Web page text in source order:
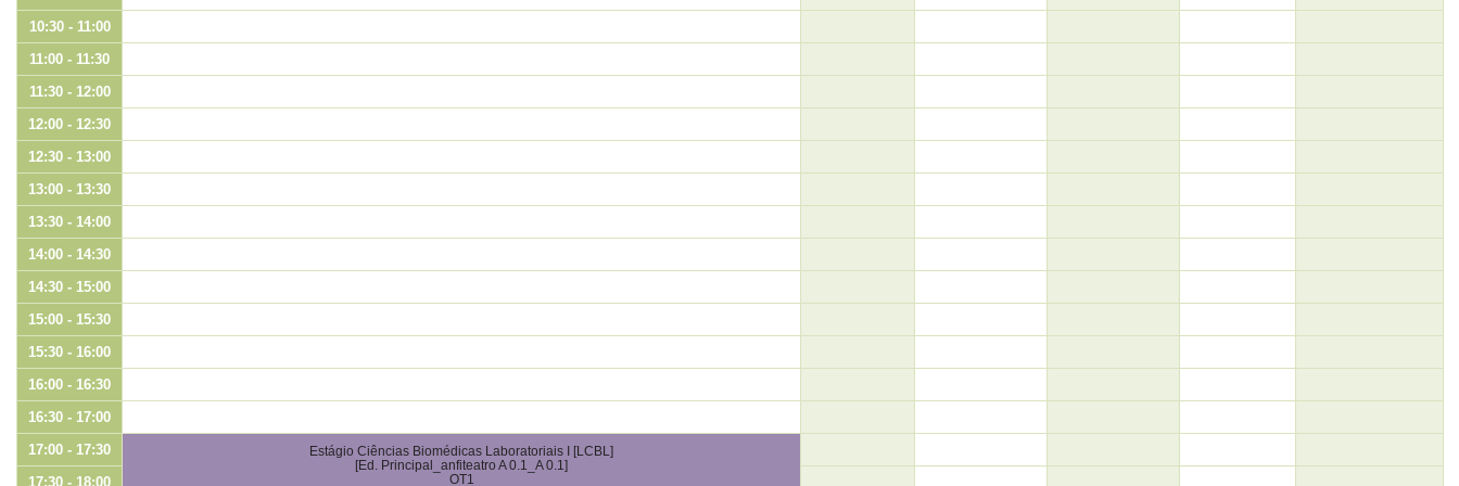
10:30 - 11:00
11:00 - 11:30
11:30 - 12:00
12:00 - 12:30
12:30 - 13:00
13:00 - 13:30
13:30 - 14:00
14:00 - 14:30
14:30 - 15:00
15:00 - 15:30
15:30 - 16:00
16:00 - 16:30
16:30 - 17:00
17:00 - 17:30
Estágio Ciências Biomédicas Laboratoriais I [LCBL]
[Ed. Principal_anfiteatro A 0.1_A 0.1]
OT1
17:30 - 18:00